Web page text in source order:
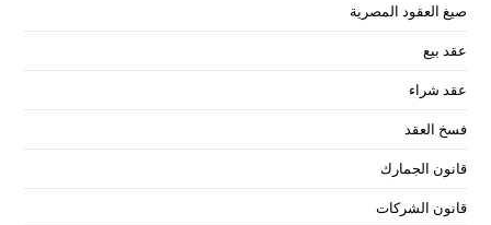
صيغ العقود المصرية
عقد بيع
عقد شراء
فسخ العقد
قانون الجمارك
قانون الشركات